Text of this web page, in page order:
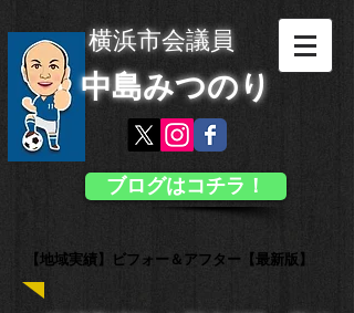
横浜市会議員
中島みつのり
ブログはコチラ！
【地域実績】ビフォー＆アフター【最新版】